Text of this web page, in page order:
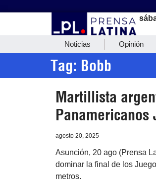
Noticias Opinión
Tag: Bobb
Martillista
Panamericanos
agosto 20, 2025
Asunción, 20 ago (Prensa
dominar la final de los
metros.